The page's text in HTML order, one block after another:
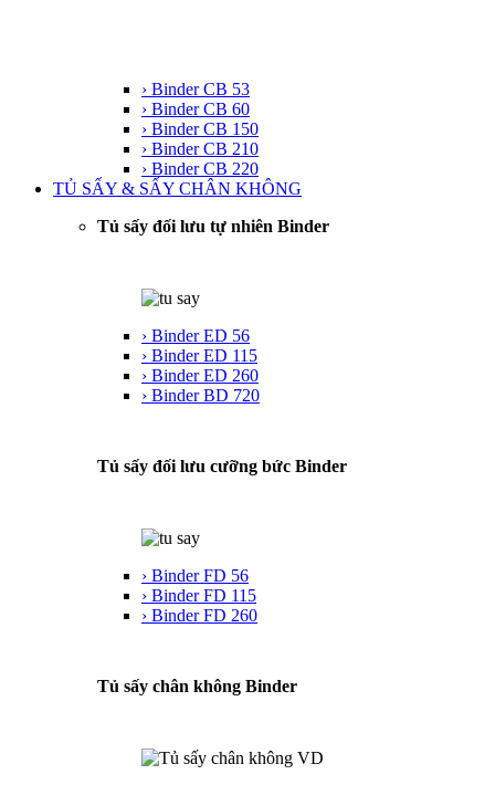
› Binder CB 53
› Binder CB 60
› Binder CB 150
› Binder CB 210
› Binder CB 220
TỦ SẤY & SẤY CHÂN KHÔNG
Tủ sấy đối lưu tự nhiên Binder
› Binder ED 56
› Binder ED 115
› Binder ED 260
› Binder BD 720
Tủ sấy đối lưu cưỡng bức Binder
› Binder FD 56
› Binder FD 115
› Binder FD 260
Tủ sấy chân không Binder